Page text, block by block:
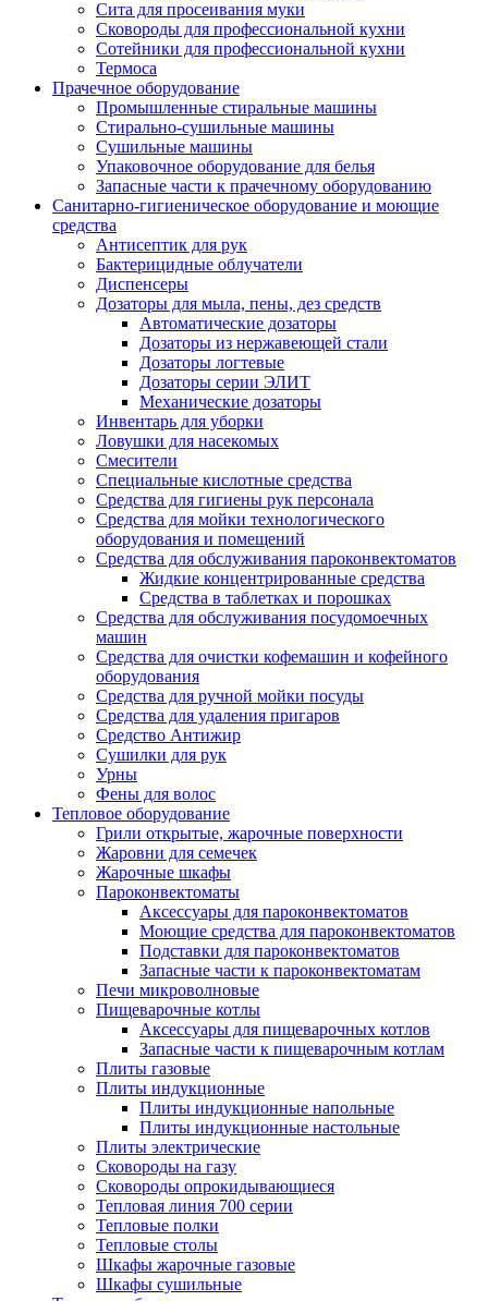
Сита для просеивания муки
Сковороды для профессиональной кухни
Сотейники для профессиональной кухни
Термоса
Прачечное оборудование
Промышленные стиральные машины
Стирально-сушильные машины
Сушильные машины
Упаковочное оборудование для белья
Запасные части к прачечному оборудованию
Санитарно-гигиеническое оборудование и моющие
средства
Антисептик для рук
Бактерицидные облучатели
Диспенсеры
Дозаторы для мыла, пены, дез средств
Автоматические дозаторы
Дозаторы из нержавеющей стали
Дозаторы логтевые
Дозаторы серии ЭЛИТ
Механические дозаторы
Инвентарь для уборки
Ловушки для насекомых
Смесители
Специальные кислотные средства
Средства для гигиены рук персонала
Средства для мойки технологического
оборудования и помещений
Средства для обслуживания пароконвектоматов
Жидкие концентрированные средства
Средства в таблетках и порошках
Средства для обслуживания посудомоечных
машин
Средства для очистки кофемашин и кофейного
оборудования
Средства для ручной мойки посуды
Средства для удаления пригаров
Средство Антижир
Сушилки для рук
Урны
Фены для волос
Тепловое оборудование
Грили открытые, жарочные поверхности
Жаровни для семечек
Жарочные шкафы
Пароконвектоматы
Аксессуары для пароконвектоматов
Моющие средства для пароконвектоматов
Подставки для пароконвектоматов
Запасные части к пароконвектоматам
Печи микроволновые
Пищеварочные котлы
Аксессуары для пищеварочных котлов
Запасные части к пищеварочным котлам
Плиты газовые
Плиты индукционные
Плиты индукционные напольные
Плиты индукционные настольные
Плиты электрические
Сковороды на газу
Сковороды опрокидывающиеся
Тепловая линия 700 серии
Тепловые полки
Тепловые столы
Шкафы жарочные газовые
Шкафы сушильные